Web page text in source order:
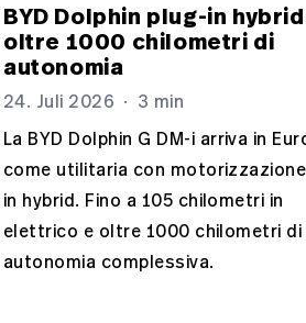
BYD Dolphin plug-in
oltre 1000 chilometri di
autonomia
24. Juli 2026 · 3 min
La BYD Dolphin G DM-i arriva in
come utilitaria con
in hybrid. Fino a 105 chilometri in
elettrico e oltre 1000 chilometri di
autonomia complessiva.